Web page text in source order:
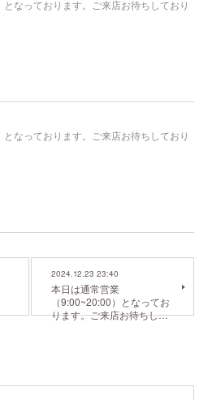
なっております。ご来店お待ちしており
なっております。ご来店お待ちしており
2024.12.23 23:40
本日は通常営業
（9:00~20:00）となってお
ります。ご来店お待ちし…